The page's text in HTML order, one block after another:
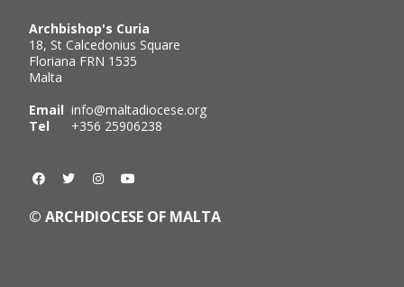
Archbishop's Curia
18, St Calcedonius Square
Floriana FRN 1535
Malta
Email info@maltadiocese.org
Tel +356 25906238
© ARCHDIOCESE OF MALTA